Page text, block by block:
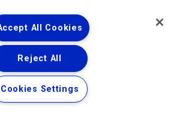
Reservados.
All Cookies
Reject All
Cookies Settings